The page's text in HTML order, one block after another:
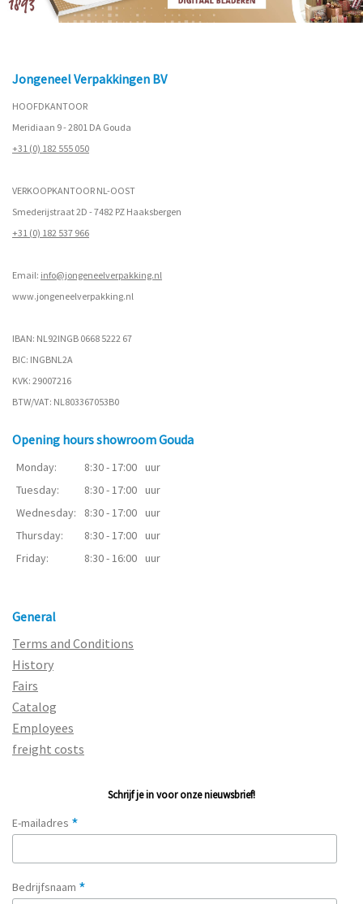
Jongeneel Verpakkingen BV
HOOFDKANTOOR
Meridiaan 9 - 2801 DA Gouda
+31 (0) 182 555 050
VERKOOPKANTOOR NL-OOST
Smederijstraat 2D - 7482 PZ Haaksbergen
+31 (0) 182 537 966
Email: info@jongeneelverpakking.nl
www.jongeneelverpakking.nl
IBAN: NL92INGB 0668 5222 67
BIC: INGBNL2A
KVK: 29007216
BTW/VAT: NL803367053B0
Opening hours showroom Gouda
Monday: 8:30 - 17:00 uur
Tuesday:
8:30 - 17:00 uur
Wednesday:
8:30 - 17:00 uur
Thursday:
8:30 - 17:00 uur
Friday:
8:30 - 16:00 uur
General
Terms and Conditions
History
Fairs
Catalog
Employees
freight costs
Schrijf je in voor onze nieuwsbrief!
E-mailadres *
Bedrijfsnaam *